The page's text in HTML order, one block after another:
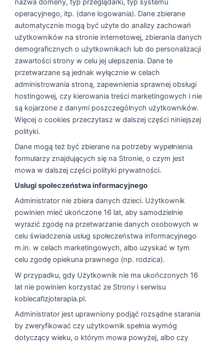
operacyjnego, itp. (dane logowania). Dane zbierane
automatycznie mogą być użyte do analizy zachowań
użytkowników na stronie internetowej, zbierania danych
demograficznych o użytkownikach lub do personalizacji
zawartości strony w celu jej ulepszenia. Dane te
przetwarzane są jednak wyłącznie w celach
administrowania stroną, zapewnienia sprawnej obsługi
hostingowej, czy kierowania treści marketingowych i nie
są kojarzone z danymi poszczególnych użytkowników.
Więcej o cookies przeczytasz w dalszej części niniejszej
polityki.
Dane mogą też być zbierane na potrzeby wypełnienia
formularzy znajdujących się na Stronie, o czym jest
mowa w dalszej części polityki prywatności.
Usługi społeczeństwa informacyjnego
Administrator nie zbiera danych dzieci. Użytkownik
powinien mieć ukończone 16 lat, aby samodzielnie
wyrazić zgodę na przetwarzanie danych osobowych w
celu świadczenia usług społeczeństwa informacyjnego
m.in. w celach marketingowych, albo uzyskać w tym
celu zgodę opiekuna prawnego (np. rodzica).
W przypadku, gdy Użytkownik nie ma ukończonych 16
lat nie powinien korzystać ze Strony i serwisu
kobiecafizjoterapia.pl.
Administrator jest uprawniony podjąć rozsądne starania
by zweryfikować czy użytkownik spełnia wymóg
dotyczący wieku, o którym mowa powyżej, albo czy